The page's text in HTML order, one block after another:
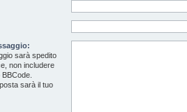
sarà spedito
non includere
sarà il tuo